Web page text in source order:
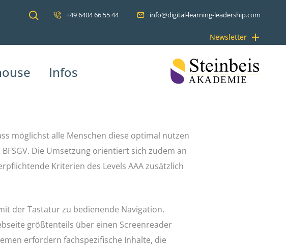
+49 6404 66 55 44 info@digital-learning-leadership.com
Newsletter
Infos
möglichst alle Menschen diese optimal nutzen
Die Umsetzung orientiert sich zudem an
Kriterien des Levels AAA zusätzlich
der Tastatur zu bedienende Navigation.
größtenteils über einen Screenreader
erfordern fachspezifische Inhalte, die